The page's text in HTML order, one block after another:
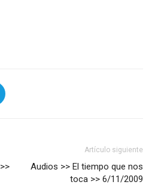
Artículo siguiente
Audios >> El tiempo que nos
toca >> 6/11/2009